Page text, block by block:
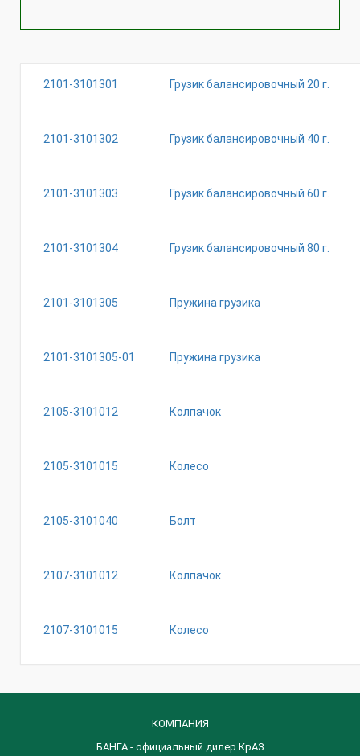
2101-3101301 Грузик балансировочный 20 г.
2101-3101302 Грузик балансировочный 40 г.
2101-3101303 Грузик балансировочный 60 г.
2101-3101304 Грузик балансировочный 80 г.
2101-3101305 Пружина грузика
2101-3101305-01 Пружина грузика
2105-3101012 Колпачок
2105-3101015 Колесо
2105-3101040 Болт
2107-3101012 Колпачок
2107-3101015 Колесо
КОМПАНИЯ
БАНГА - официальный дилер КрАЗ